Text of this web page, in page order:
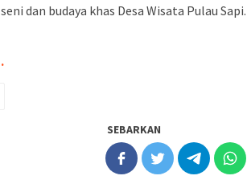
dan budaya khas Desa Wisata Pulau Sapi.
SEBARKAN